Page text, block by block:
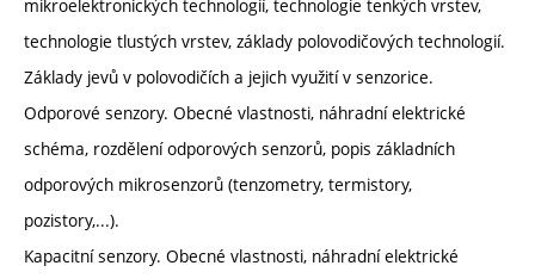
mikroelektronických technologií, technologie tenkých vrstev,
technologie tlustých vrstev, základy polovodičových technologií.
Základy jevů v polovodičích a jejich využití v senzorice.
Odporové senzory. Obecné vlastnosti, náhradní elektrické
schéma, rozdělení odporových senzorů, popis základních
odporových mikrosenzorů (tenzometry, termistory,
pozistory,...).
Kapacitní senzory. Obecné vlastnosti, náhradní elektrické